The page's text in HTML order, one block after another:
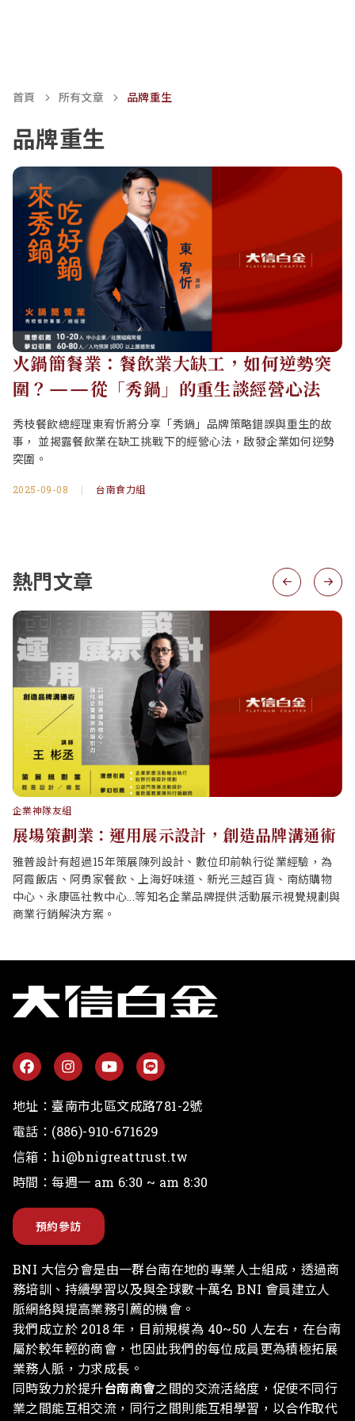
首頁 所有文章 品牌重生
品牌重生
火鍋簡餐業：餐飲業大缺工，如何逆勢突
圍？——從「秀鍋」的重生談經營心法
秀枝餐飲總經理東宥忻將分享「秀鍋」品牌策略錯誤與重生的故
事， 並揭露餐飲業在缺工挑戰下的經營心法，啟發企業如何逆勢
突圍。
2025-09-08 | 台南食力組
熱門文章
企業神隊友組
展場策劃業：運用展示設計，創造品牌溝通術
雅普設計有超過15年策展陳列設計、數位印前執行從業經驗，為
阿霞飯店、阿勇家餐飲、上海好味道、新光三越百貨、南紡購物
中心、永康區社教中心...等知名企業品牌提供活動展示視覺規劃與
商業行銷解決方案。
地址：臺南市北區文成路781-2號
電話： (886)-910-671629
信箱： hi@bnigreattrust.tw
時間：每週一 am 6:30 ~ am 8:30
預約參訪
BNI 大信分會是由一群台南在地的專業人士組成，透過商
務培訓、持續學習以及與全球數十萬名 BNI 會員建立人
脈網絡與提高業務引薦的機會。
我們成立於 2018 年，目前規模為 40~50 人左右，在台南
屬於較年輕的商會，也因此我們的每位成員更為積極拓展
業務人脈，力求成長。
同時致力於提升台南商會之間的交流活絡度，促使不同行
業之間能互相交流，同行之間則能互相學習，以合作取代